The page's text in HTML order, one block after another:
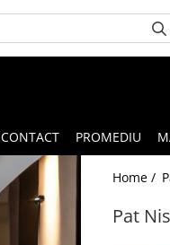
CONTACT PROMEDIU
Home /
Pat